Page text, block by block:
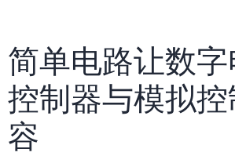
简单电路让数
控制器与模拟
容